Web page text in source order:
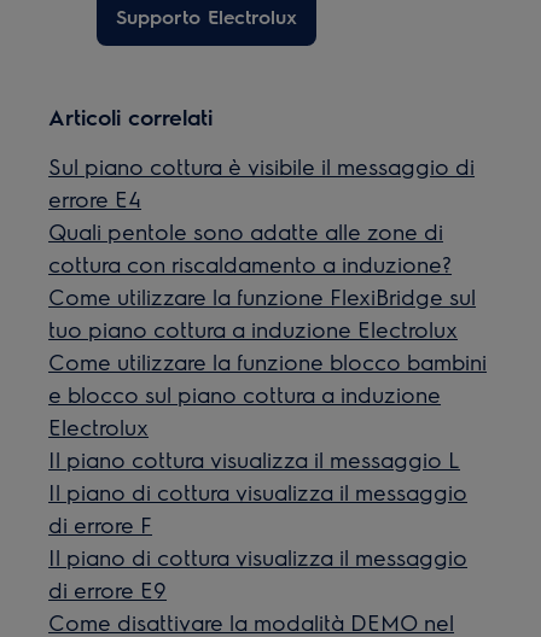
Supporto Electrolux
Articoli correlati
Sul piano cottura è visibile il messaggio di
errore E4
Quali pentole sono adatte alle zone di
cottura con riscaldamento a induzione?
Come utilizzare la funzione FlexiBridge sul
tuo piano cottura a induzione Electrolux
Come utilizzare la funzione blocco bambini
e blocco sul piano cottura a induzione
Electrolux
Il piano cottura visualizza il messaggio L
Il piano di cottura visualizza il messaggio
di errore F
Il piano di cottura visualizza il messaggio
di errore E9
Come disattivare la modalità DEMO nel